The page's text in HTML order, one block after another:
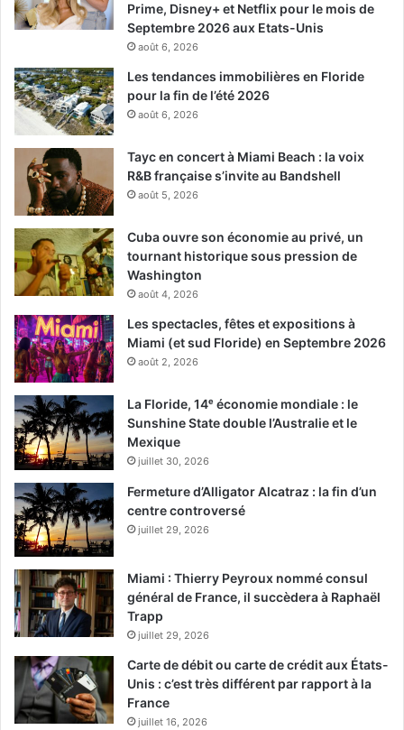
Prime, Disney+ et Netflix pour le mois de
Septembre 2026 aux Etats-Unis
août 6, 2026
Les tendances immobilières en Floride
pour la fin de l’été 2026
août 6, 2026
Tayc en concert à Miami Beach : la voix
R&B française s’invite au Bandshell
août 5, 2026
Cuba ouvre son économie au privé, un
tournant historique sous pression de
Washington
août 4, 2026
Les spectacles, fêtes et expositions à
Miami (et sud Floride) en Septembre 2026
août 2, 2026
La Floride, 14ᵉ économie mondiale : le
Sunshine State double l’Australie et le
Mexique
juillet 30, 2026
Fermeture d’Alligator Alcatraz : la fin d’un
centre controversé
juillet 29, 2026
Miami : Thierry Peyroux nommé consul
général de France, il succèdera à Raphaël
Trapp
juillet 29, 2026
Carte de débit ou carte de crédit aux États-
Unis : c’est très différent par rapport à la
France
juillet 16, 2026